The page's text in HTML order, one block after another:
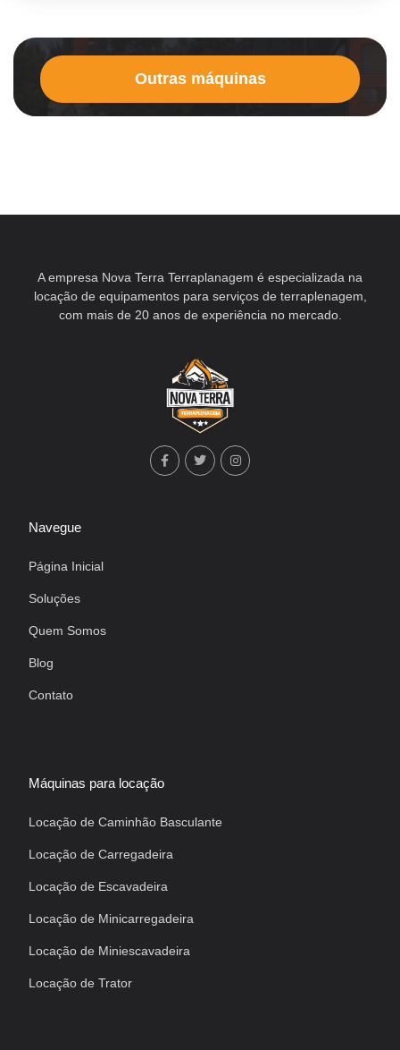
Outras máquinas
A empresa Nova Terra Terraplanagem é especializada na
locação de equipamentos para serviços de terraplenagem,
com mais de 20 anos de experiência no mercado.
Navegue
Página Inicial
Soluções
Quem Somos
Blog
Contato
Máquinas para locação
Locação de Caminhão Basculante
Locação de Carregadeira
Locação de Escavadeira
Locação de Minicarregadeira
Locação de Miniescavadeira
Locação de Trator